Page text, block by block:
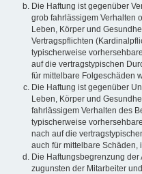
Die Haftung ist gegenüber
grob fahrlässigem Verhalten
Leben, Körper und
Vertragspflichten
typischerweise
auf die vertragstypischen
für mittelbare Folgeschäden
Die Haftung ist gegenüber
Leben, Körper und
fahrlässigem Verhalten des
typischerweise
nach auf die
auch für mittelbare Schäden,
Die Haftungsbegrenzung
zugunsten der Mitarbeiter